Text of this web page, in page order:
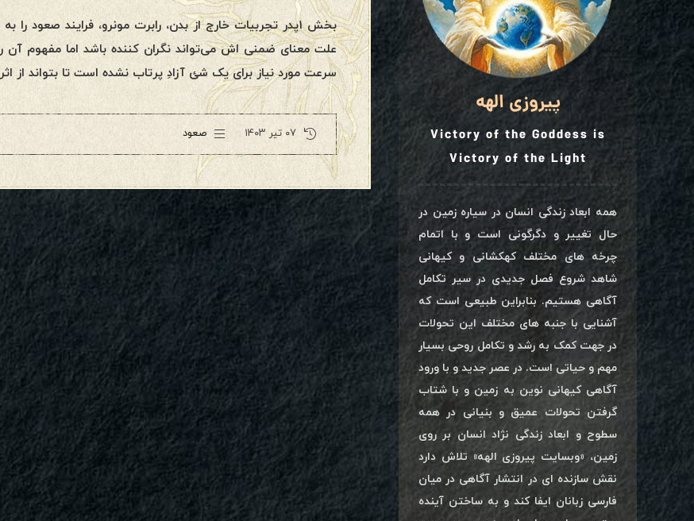
بخش ۱پدر تجربیات خارج از بدن، رابرت مونرو، فرایند
علت معنای ضمنی اش می‌تواند نگران کننده باشد اما مفهوم آن
سرعت مورد نیاز برای یک شئ آزادِ پرتاب نشده است تا بتواند از
۰۷ تیر ۱۴۰۳ صعود
پیروزی الهه
Victory of the Goddess is
Victory of the Light
همه ابعاد زندگی انسان در سیاره زمین در
حال تغییر و دگرگونی است و با اتمام
چرخه های مختلف کهکشانی و کیهانی
شاهد شروع فصل جدیدی در سیر تکامل
آگاهی هستیم. بنابراین طبیعی است که
آشنایی با جنبه های مختلف این تحولات
در جهت کمک به رشد و تکامل روحی بسیار
مهم و حیاتی است. در عصر جدید و با ورود
آگاهی کیهانی نوین به زمین و با شتاب
گرفتن تحولات عمیق و بنیانی در همه
سطوح و ابعاد زندگی نژاد انسان بر روی
زمین، «وبسایت پیروزی الهه» تلاش دارد
نقش سازنده ای در انتشار آگاهی در میان
فارسی زبانان ایفا کند و به ساختن آینده